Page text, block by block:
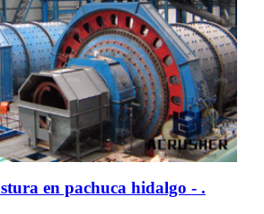
en pachuca hidalgo - .